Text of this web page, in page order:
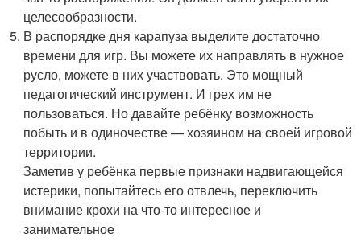
целесообразности.
В распорядке дня карапуза выделите достаточно
времени для игр. Вы можете их направлять в нужное
русло, можете в них участвовать. Это мощный
педагогический инструмент. И грех им не
пользоваться. Но давайте ребёнку возможность
побыть и в одиночестве — хозяином на своей игровой
территории.
Заметив у ребёнка первые признаки надвигающейся
истерики, попытайтесь его отвлечь, переключить
внимание крохи на что-то интересное и
занимательное